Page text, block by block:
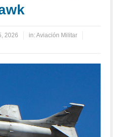
2026 in:Aviación Militar